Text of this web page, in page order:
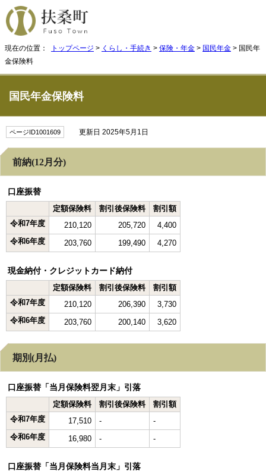
現在の位置： トップページ > くらし・手続き > 保険・年金 > 国民年金 > 国民年
金保険料
国民年金保険料
ページID1001609 更新日 2025年5月1日
前納(12月分)
口座振替
定額保険料
割引後保険料
割引額
令和7年度
210,120 205,720
4,400
令和6年度
203,760 199,490 4,270
現金納付・クレジットカード納付
定額保険料
割引後保険料
割引額
令和7年度
210,120 206,390
3,730
令和6年度
203,760 200,140 3,620
期別(月払)
口座振替「当月保険料翌月末」引落
定額保険料
割引後保険料
割引額
令和7年度
17,510 -
-
令和6年度
16,980 - -
口座振替「当月保険料当月末」引落